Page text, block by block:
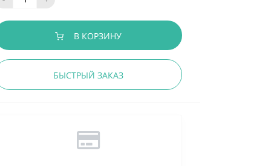
В КОРЗИНУ
БЫСТРЫЙ ЗАКАЗ